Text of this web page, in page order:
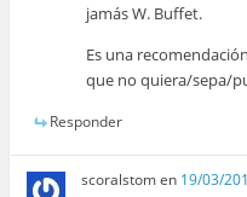
jamás W. Buffet.
Es una
que no quiera/sepa/
Responder
scoralstomen 19/03/